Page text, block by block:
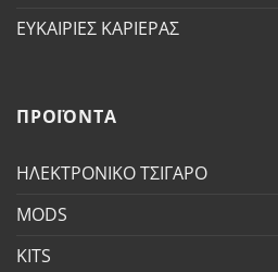
ΕΥΚΑΙΡΙΕΣ ΚΑΡΙΕΡΑΣ
ΠΡΟΪΟΝΤΑ
ΗΛΕΚΤΡΟΝΙΚΟ ΤΣΙΓΑΡΟ
MODS
KITS